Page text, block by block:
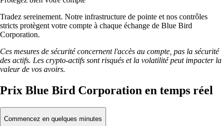
Tradez sereinement. Notre infrastructure de pointe et nos contrôles
stricts protègent votre compte à chaque échange de Blue Bird
Corporation.
Ces mesures de sécurité concernent l'accès au compte, pas la sécurité
des actifs. Les crypto-actifs sont risqués et la volatilité peut impacter la
valeur de vos avoirs.
Prix Blue Bird Corporation en temps réel
Commencez en quelques minutes